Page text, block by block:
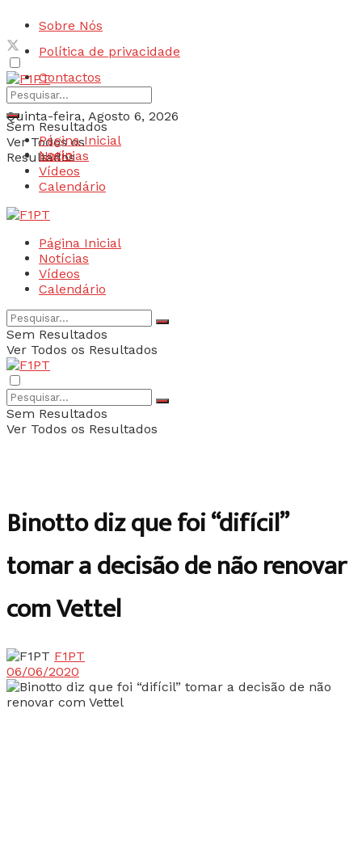
Sobre Nós
Política de privacidade
Contactos
Quinta-feira, Agosto 6, 2026
Login
Sem Resultados
Ver Todos os
Resultados
Página Inicial
Notícias
Vídeos
Calendário
Página Inicial
Notícias
Vídeos
Calendário
Sem Resultados
Ver Todos os Resultados
Sem Resultados
Ver Todos os Resultados
Binotto diz que foi “difícil”
tomar a decisão de não renovar
com Vettel
F1PT
06/06/2020